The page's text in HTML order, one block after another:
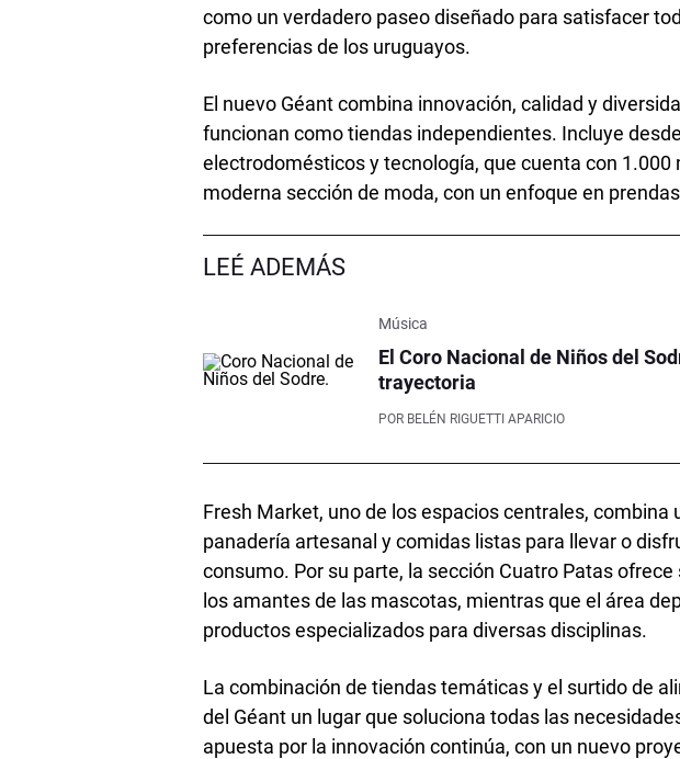
como un verdadero paseo diseñado para satisfacer
preferencias de los uruguayos.
El nuevo Géant combina innovación, calidad y
funcionan como tiendas independientes. Incluye
electrodomésticos y tecnología, que cuenta con 1.000
moderna sección de moda, con un enfoque en
LEÉ ADEMÁS
Música
El Coro Nacional de Niños del
trayectoria
POR BELÉN RIGUETTI APARICIO
Fresh Market, uno de los espacios centrales, combina
panadería artesanal y comidas listas para llevar o
consumo. Por su parte, la sección Cuatro Patas
los amantes de las mascotas, mientras que el área
productos especializados para diversas disciplinas.
La combinación de tiendas temáticas y el surtido de
del Géant un lugar que soluciona todas las
apuesta por la innovación continúa, con un nuevo